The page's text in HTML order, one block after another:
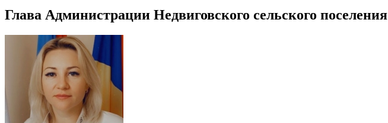
Глава Администрации Недвиговского сельского поселения